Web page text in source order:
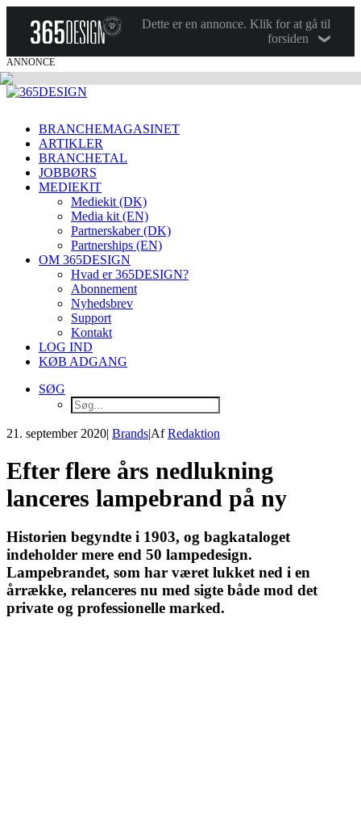
Dette er en annonce. Klik for at gå til
forsiden
ANNONCE
BRANCHEMAGASINET
ARTIKLER
BRANCHETAL
JOBBØRS
MEDIEKIT
Mediekit (DK)
Media kit (EN)
Partnerskaber (DK)
Partnerships (EN)
OM 365DESIGN
Hvad er 365DESIGN?
Abonnement
Nyhedsbrev
Support
Kontakt
LOG IND
KØB ADGANG
SØG
21. september 2020| Brands|AfRedaktion
Efter flere års nedlukning
lanceres lampebrand på ny
Historien begyndte i 1903, og bagkataloget
indeholder mere end 50 lampedesign.
Lampebrandet, som har været lukket ned i en
årrække, relanceres nu med sigte både mod det
private og professionelle marked.